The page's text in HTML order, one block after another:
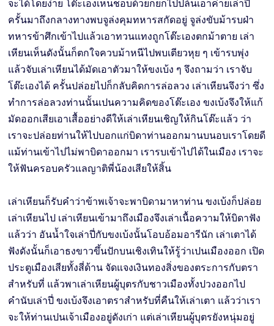
จะได้โดยง่าย โต๊ะเองเห็นชอบด้วยก็ยกไปปล้นเอาค่ายเล่าปี่
ครั้นมาถึงกลางทางพบจูล่งคุมทหารสกัดอยู่ จูล่งขับม้ารบฝ่า
ทหารข้าศึกเข้าไปแล้วเอาทวนแทงถูกโต๊ะเองตกม้าตาย เล่า
เหียนเห็นดังนั้นก็ตกใจควบม้าหนีไปพบเตียวหุย ๆ เข้ารบพุ่ง
แล้วจับเล่าเหียนได้มัดเอาตัวมาให้ขงเบ้ง ๆ จึงถามว่า เราจับ
โต๊ะเองได้ ครั้นปล่อยไปก็กลับคิดการล่อลวง เล่าเหียนจึงว่า ซึ่ง
ทำการล่อลวงท่านนั้นเปนความคิดของโต๊ะเอง ขงเบ้งจึงให้แก้
มัดออกเสียเอาเสื้ออย่างดีให้เล่าเหียนเชิญให้กินโต๊ะแล้ว ว่า
เราจะปล่อยท่านให้ไปบอกแก่บิดาท่านออกมานบนอบเราโดยดี
แม้ท่านเข้าไปไม่พาบิดาออกมา เรารบเข้าไปได้ในเมือง เราจะ
ให้ฟันครอบครัวแลญาติพี่น้องเสียให้สิ้น
เล่าเหียนก็รับคำว่าข้าพเจ้าจะพาบิดามาหาท่าน ขงเบ้งก็ปล่อย
เล่าเหียนไป เล่าเหียนเข้ามาถึงเมืองจึงเล่าเนื้อความให้บิดาฟัง
แล้วว่า อันน้ำใจเล่าปี่กับขงเบ้งนั้นโอบอ้อมอารีนัก เล่าเตาได้
ฟังดังนั้นก็เอาธงขาวขึ้นปักบนเชิงเทินให้รู้ว่าเปนเมืองออก เปิด
ประตูเมืองเสียทั้งสี่ด้าน จัดแจงเงินทองสิ่งของตระการกับตรา
สำหรับที่ แล้วพาเล่าเหียนผู้บุตรกับชาวเมืองทั้งปวงออกไป
คำนับเล่าปี่ ขงเบ้งจึงเอาตราสำหรับที่คืนให้เล่าเตา แล้วว่าเรา
จะให้ท่านเปนเจ้าเมืองอยู่ดังเก่า แต่เล่าเหียนผู้บุตรยังหนุ่มอยู่